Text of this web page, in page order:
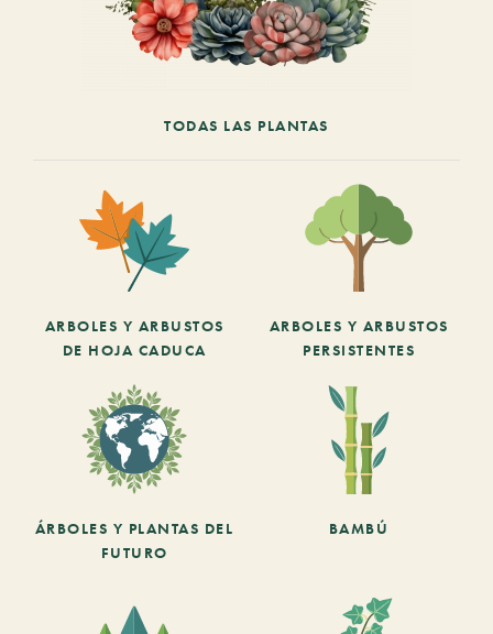
TODAS LAS PLANTAS
ARBOLES Y ARBUSTOS
DE HOJA CADUCA
ARBOLES Y ARBUSTOS
PERSISTENTES
ÁRBOLES Y PLANTAS DEL
FUTURO
BAMBÚ